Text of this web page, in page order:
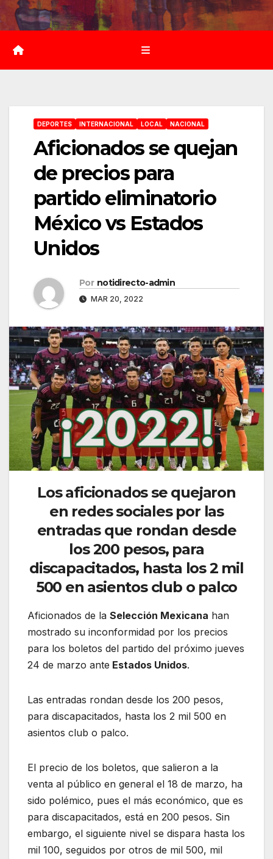
Saltar
al
contenido
DEPORTES INTERNACIONAL LOCAL NACIONAL
Aficionados se quejan
de precios para
partido eliminatorio
México vs Estados
Unidos
Por notidirecto-admin
MAR 20, 2022
Los aficionados se quejaron
en redes sociales por las
entradas que rondan desde
los 200 pesos, para
discapacitados, hasta los 2 mil
500 en asientos club o palco
Aficionados de la Selección Mexicana han
mostrado su inconformidad por los precios
para los boletos del partido del próximo jueves
24 de marzo ante Estados Unidos.
Las entradas rondan desde los 200 pesos,
para discapacitados, hasta los 2 mil 500 en
asientos club o palco.
El precio de los boletos, que salieron a la
venta al público en general el 18 de marzo, ha
sido polémico, pues el más económico, que es
para discapacitados, está en 200 pesos. Sin
embargo, el siguiente nivel se dispara hasta los
mil 100, seguidos por otros de mil 500, mil